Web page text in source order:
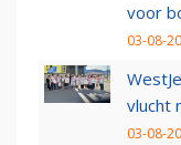
voor
03-08-
vlucht
03-08-